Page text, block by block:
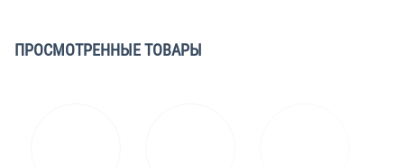
ПРОСМОТРЕННЫЕ ТОВАРЫ